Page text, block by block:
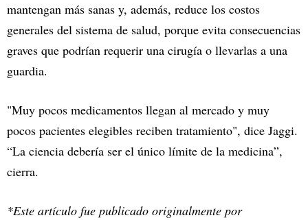
mantengan más sanas y, además, reduce los costos
generales del sistema de salud, porque evita consecuencias
graves que podrían requerir una cirugía o llevarlas a una
guardia.
"Muy pocos medicamentos llegan al mercado y muy
pocos pacientes elegibles reciben tratamiento", dice Jaggi.
“La ciencia debería ser el único límite de la medicina”,
cierra.
*Este artículo fue publicado originalmente por